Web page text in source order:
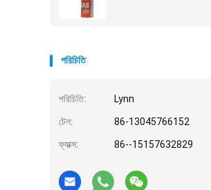
পরিচিতি
পরিচিতি: Lynn
টেল: 86-13045766152
ফ্যাক্স: 86--15157632829